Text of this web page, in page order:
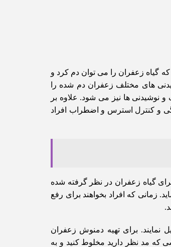
گیاه زعفران را می توان دم کرد و
های مختلف زعفران دم شده را
نوشیدنی ها نیز می شود. علاوه بر
و کنترل استرس و اضطراب افراد
گیاه زعفران در نظر گرفته شده
که افراد بخواهند برای رفع
نمایند. برای تهیه دمنوش زعفران
مد نظر دارید مخلوط کنید و به